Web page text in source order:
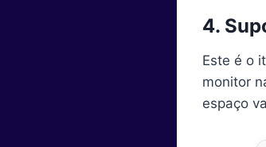
4.
Este é o
monitor
espaço